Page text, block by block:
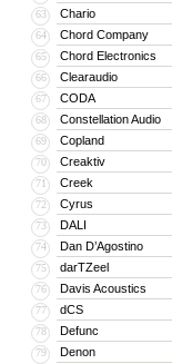
63 Chario
64 Chord Company
65 Chord Electronics
66 Clearaudio
67 CODA
68 Constellation Audio
69 Copland
70 Creaktiv
71 Creek
72 Cyrus
73 DALI
74 Dan D’Agostino
75 darTZeel
76 Davis Acoustics
77 dCS
78 Defunc
79 Denon